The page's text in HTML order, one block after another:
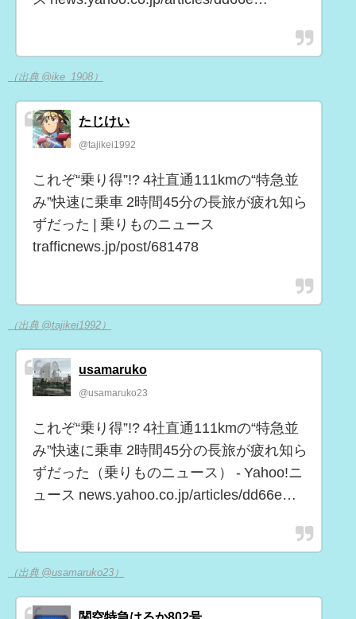
（出典 @ike_1908）
たじけい
@tajikei1992
これぞ“乗り得”!? 4社直通111kmの“特急並
み”快速に乗車 2時間45分の長旅が疲れ知ら
ずだった | 乗りものニュース
trafficnews.jp/post/681478
（出典 @tajikei1992）
usamaruko
@usamaruko23
これぞ“乗り得”!? 4社直通111kmの“特急並
み”快速に乗車 2時間45分の長旅が疲れ知ら
ずだった（乗りものニュース） - Yahoo!ニ
ュース news.yahoo.co.jp/articles/dd66e…
（出典 @usamaruko23）